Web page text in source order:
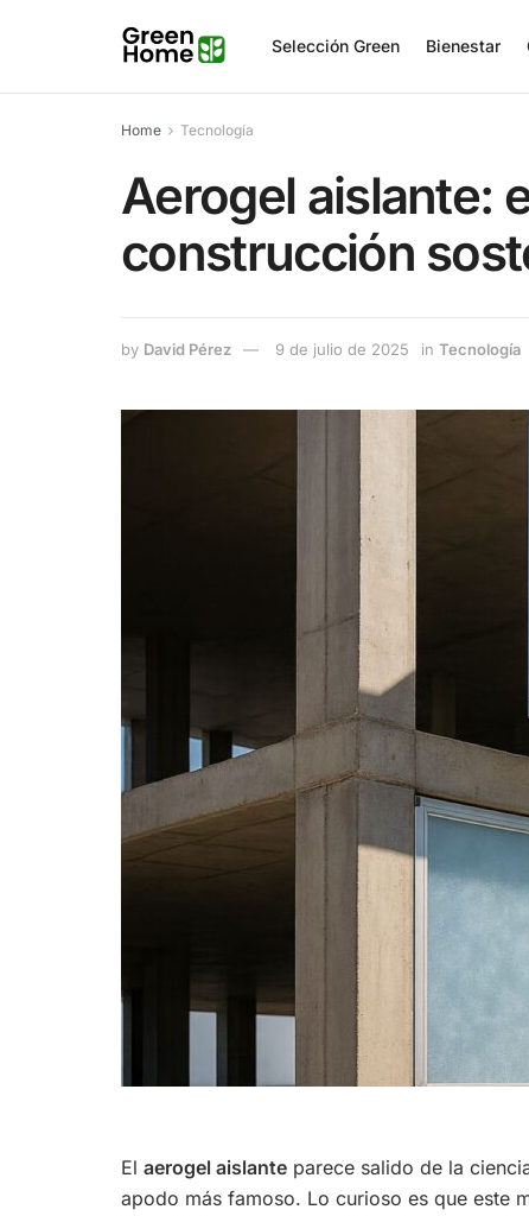
Selección Green Bienestar
Home Tecnología
Aerogel aislante:
construcción
by David Pérez 9 de julio de 2025 in Tecnología
El aerogel aislante parece salido de la
apodo más famoso. Lo curioso es que este